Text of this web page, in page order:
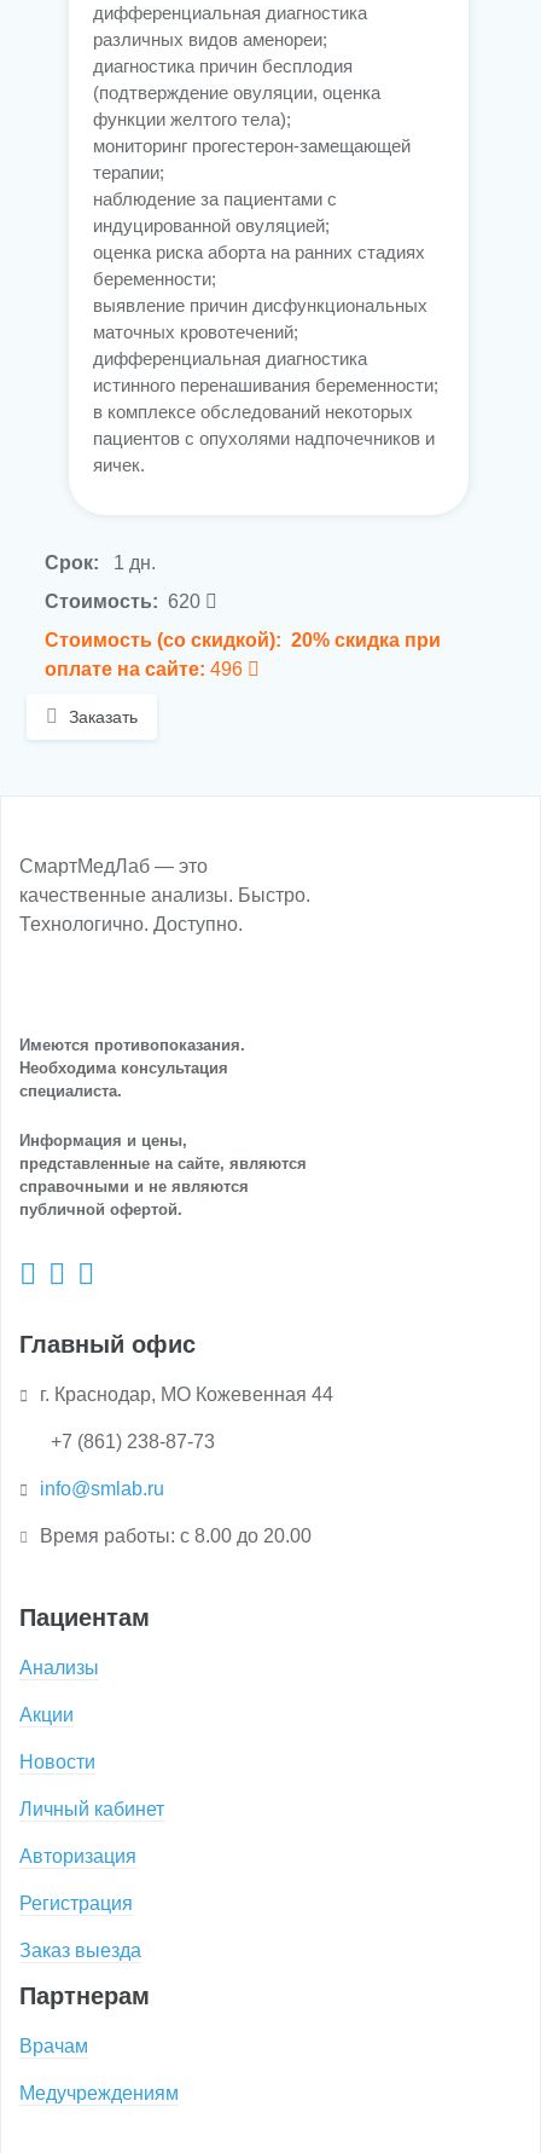
дифференциальная диагностика
различных видов аменореи;
диагностика причин бесплодия
(подтверждение овуляции, оценка
функции желтого тела);
мониторинг прогестерон-замещающей
терапии;
наблюдение за пациентами с
индуцированной овуляцией;
оценка риска аборта на ранних стадиях
беременности;
выявление причин дисфункциональных
маточных кровотечений;
дифференциальная диагностика
истинного перенашивания беременности;
в комплексе обследований некоторых
пациентов с опухолями надпочечников и
яичек.
Срок:
1 дн.
Стоимость: 620
Стоимость (со скидкой): 20% скидка при
оплате на сайте: 496
Заказать
СмартМедЛаб — это
качественные анализы. Быстро.
Технологично. Доступно.
Имеются противопоказания.
Необходима консультация
специалиста.
Информация и цены,
представленные на сайте, являются
справочными и не являются
публичной офертой.
Пациентам
Анализы
Акции
Новости
Личный кабинет
Авторизация
Регистрация
Заказ выезда
Партнерам
Врачам
Медучреждениям
Главный офис
г. Краснодар, МО Кожевенная 44
+7 (861) 238-87-73
info@smlab.ru
Время работы: с 8.00 до 20.00